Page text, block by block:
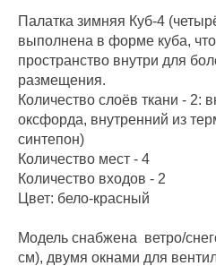
Палатка зимняя Куб-4
выполнена в форме куба,
пространство внутри для
размещения.
Количество слоёв ткани - 2:
оксфорда, внутренний из
синтепон)
Количество мест - 4
Количество входов - 2
Цвет: бело-красный
Модель снабжена ветро/
см), двумя окнами для